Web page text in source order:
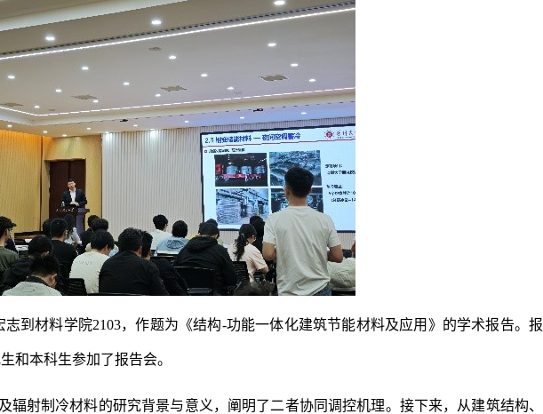
到材料学院2103，作题为《结构-功能一体化建筑节能材料及应用》的学术报告。报
和本科生参加了报告会。
辐射制冷材料的研究背景与意义，阐明了二者协同调控机理。接下来，从建筑结构、